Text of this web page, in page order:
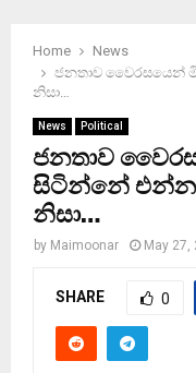
Home
News
ජනතාව වෛරසයෙන්
නිසා…
News Political
ජනතාව
සිටින්නේ
නිසා…
by Maimoonar May 27,
SHARE 0